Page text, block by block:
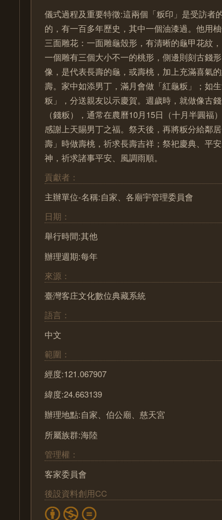
儀式過程及重要特徵:這兩個「粄印」是受訪者
的，有一百多年歷史，其中一個油漆過。他用
三面雕花：一面雕龜殼形，有清晰的龜甲花紋
一個雕有三個大小不一的桃形，側邊則刻古錢
像，是代表長壽的龜，或壽桃，加上充滿喜氣
壽。家中如添男丁，滿月會做「紅龜粄」；如
粄」，分送親友以示慶賀。週歲時，就做像古
（錢粄），通常在農曆10月15日（十月半圓福
感謝上天賜男丁之福。祭天後，再將粄分給鄰
壽」時做壽桃，祈求長壽吉祥；祭祀慶典、平
神，祈求諸事平安、風調雨順。
貢獻者：
主辦單位-名稱:自家、各廟宇管理委員會
日期：
舉行時間:其他
辦理週期:每年
來源：
臺灣客庄文化數位典藏系統
語言：
中文
範圍：
經度:121.067907
緯度:24.663139
辦理地點:自家、伯公廟、慈天宮
所屬族群:海陸
管理權：
客家委員會
後設資料創用CC